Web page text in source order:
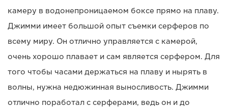
камеру в водонепроницаемом боксе прямо на плаву.
Джимми имеет большой опыт съемки серферов по
всему миру. Он отлично управляется с камерой,
очень хорошо плавает и сам является серфером. Для
того чтобы часами держаться на плаву и нырять в
волны, нужна недюжинная выносливость. Джимми
отлично поработал с серферами, ведь он и до